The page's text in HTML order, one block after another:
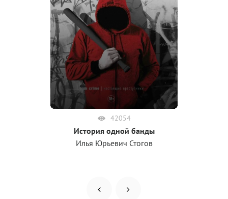
42054
История одной банды
Илья Юрьевич Стогов